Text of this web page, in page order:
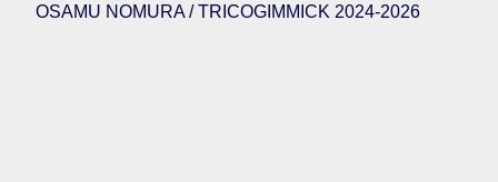
OSAMU NOMURA / TRICOGIMMICK 2024-2026